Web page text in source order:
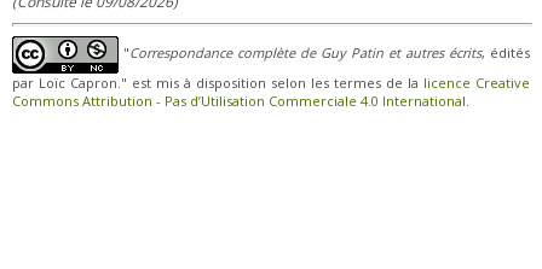
"Correspondance complète de Guy Patin et autres écrits, édités
par Loïc Capron." est mis à disposition selon les termes de la licence Creative
Commons Attribution - Pas d’Utilisation Commerciale 4.0 International.